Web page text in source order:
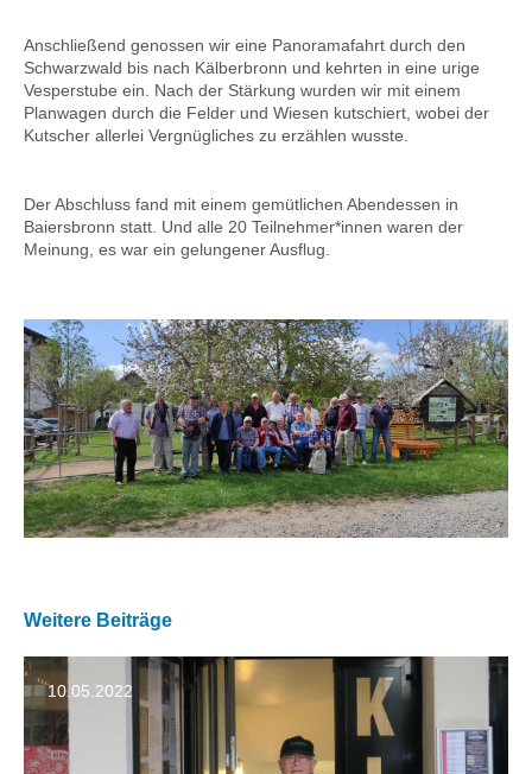
Anschließend genossen wir eine Panoramafahrt durch den
Schwarzwald bis nach Kälberbronn und kehrten in eine urige
Vesperstube ein. Nach der Stärkung wurden wir mit einem
Planwagen durch die Felder und Wiesen kutschiert, wobei der
Kutscher allerlei Vergnügliches zu erzählen wusste.
Der Abschluss fand mit einem gemütlichen Abendessen in
Baiersbronn statt. Und alle 20 Teilnehmer*innen waren der
Meinung, es war ein gelungener Ausflug.
Weitere Beiträge
10.05.2022